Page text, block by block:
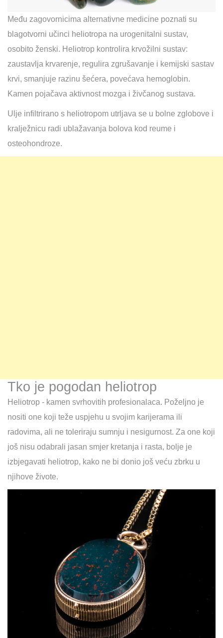
Među zagovornicima alternativne medicine poznati su
blagotvorni učinci heliotropa na urogenitalni sustav,
osobito ženski. Heliotrop kontrolira krvožilni sustav:
zaustavlja krvarenje, regulira zgrušavanje i kemijski sastav
krvi, smanjuje razinu šećera, povećava hemoglobin.
Kamen pojačava aktivnost mozga i živčanog sustava.
Ulje infiltrirano s heliotropom utrljava se u bolne zglobove i
kralježnicu radi ublažavanja bolova kod reume i
osteohondroze.
Tko je pogodan heliotrop
Heliotrop - kamen svrhovitih profesionalaca. Poželjno je
nositi one koji teže uspjehu u svojim karijerama ili
radovima, ali ne toleriraju sumnju i nesigurnost. Za one koji
još nisu odabrali jasan smjer kretanja i rasta, bolje je
izbjegavati heliotrop, kako ne bi donio još veću zbrku u
njihove živote.